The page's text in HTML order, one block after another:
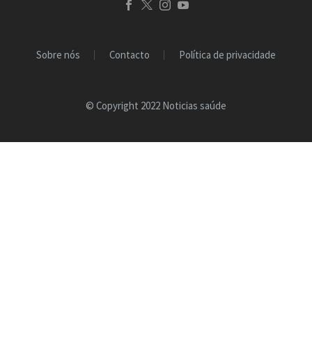
Sobre nós Contacto Política de privacidade
© Copyright 2022 Noticias saúde